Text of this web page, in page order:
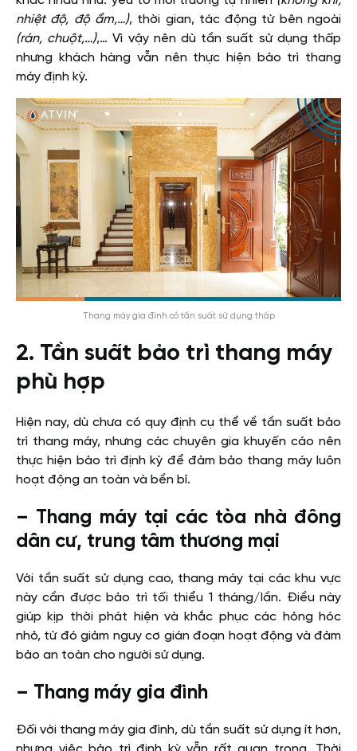
nhiệt độ, độ ẩm,…), thời gian, tác động từ bên ngoài
(rán, chuột,…),… Vì vậy nên dù tần suất sử dụng thấp
nhưng khách hàng vẫn nên thực hiện bảo trì thang
máy định kỳ.
Thang máy gia đình có tần suất sử dụng thấp
2. Tần suất bảo trì thang máy
phù hợp
Hiện nay, dù chưa có quy định cụ thể về tần suất bảo
trì thang máy, nhưng các chuyên gia khuyến cáo nên
thực hiện bảo trì định kỳ để đảm bảo thang máy luôn
hoạt động an toàn và bền bỉ.
– Thang máy tại các tòa nhà đông
dân cư, trung tâm thương mại
Với tần suất sử dụng cao, thang máy tại các khu vực
này cần được bảo trì tối thiểu 1 tháng/lần. Điều này
giúp kịp thời phát hiện và khắc phục các hỏng hóc
nhỏ, từ đó giảm nguy cơ gián đoạn hoạt động và đảm
bảo an toàn cho người sử dụng.
– Thang máy gia đình
Đối với thang máy gia đình, dù tần suất sử dụng ít hơn,